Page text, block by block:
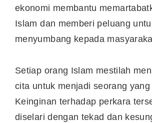
ekonomi membantu
Islam dan memberi peluang
menyumbang kepada
Setiap orang Islam mestilah
cita untuk menjadi seorang yang
Keinginan terhadap perkara
diselari dengan tekad dan